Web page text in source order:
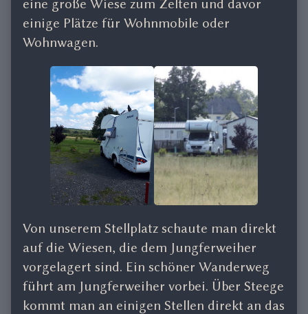
eine große Wiese zum Zelten und davor
einige Plätze für Wohnmobile oder
Wohnwagen.
Von unserem Stellplatz schaute man direkt
auf die Wiesen, die dem Jungferweiher
vorgelagert sind. Ein schöner Wanderweg
führt am Jungferweiher vorbei. Über Steege
kommt man an einigen Stellen direkt an das